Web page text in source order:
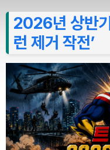
2026년 상반
런 제거 작전’